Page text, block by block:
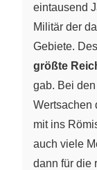
eintausend
Militär der
Gebiete.
größte
gab. Bei
Wertsachen
mit ins
auch viele
dann für die